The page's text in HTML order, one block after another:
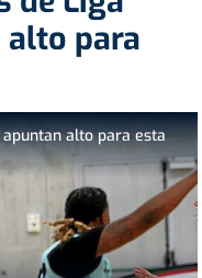
alto para
apuntan alto para esta